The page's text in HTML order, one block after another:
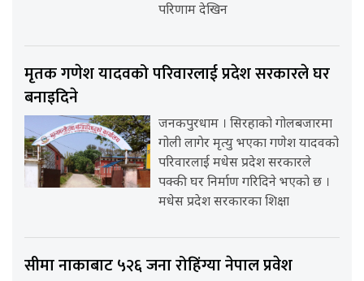
परिणाम देखिन
मृतक गणेश यादवको परिवारलाई प्रदेश सरकारले घर
बनाइदिने
जनकपुरधाम । सिरहाको गोलबजारमा
गोली लागेर मृत्यु भएका गणेश यादवको
परिवारलाई मधेस प्रदेश सरकारले
पक्की घर निर्माण गरिदिने भएको छ ।
मधेस प्रदेश सरकारका शिक्षा
सीमा नाकाबाट ५२६ जना रोहिंग्या नेपाल प्रवेश